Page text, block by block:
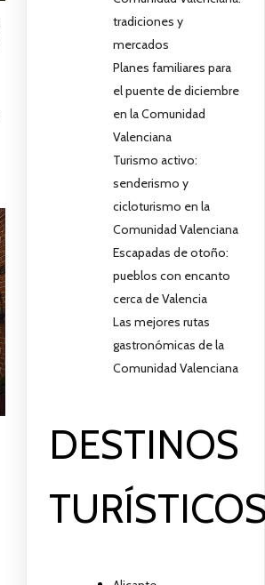
tradiciones y
mercados
Planes familiares para
el puente de diciembre
en la Comunidad
Valenciana
Turismo activo:
senderismo y
cicloturismo en la
Comunidad Valenciana
Escapadas de otoño:
pueblos con encanto
cerca de Valencia
Las mejores rutas
gastronómicas de la
Comunidad Valenciana
DESTINOS